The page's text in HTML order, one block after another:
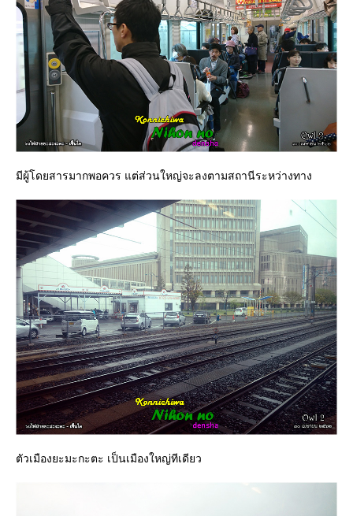
มีผู้โดยสารมากพอควร แต่ส่วนใหญ่จะลงตามสถานีระหว่างทาง
ตัวเมืองยะมะกะตะ เป็นเมืองใหญ่ทีเดียว